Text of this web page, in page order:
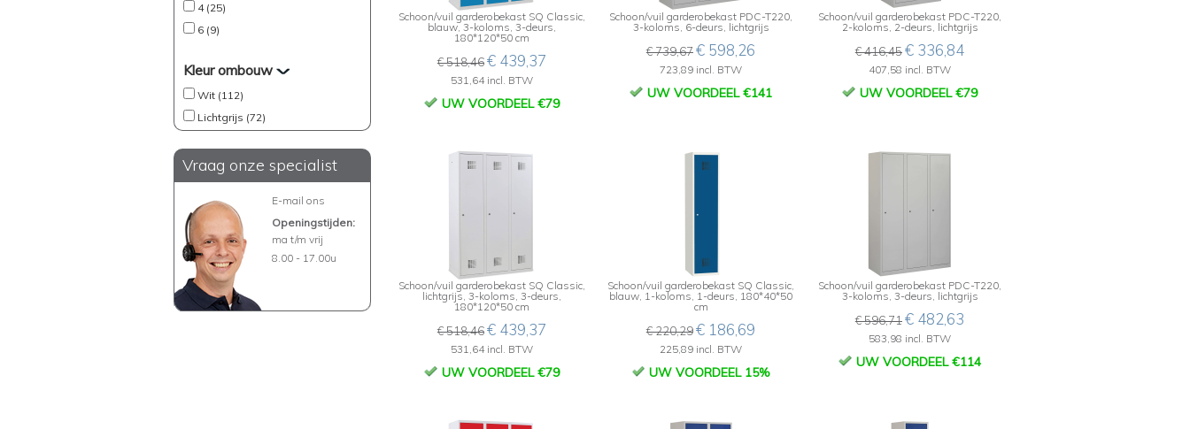
4 (25)
6 (9)
Kleur ombouw
Wit (112)
Lichtgrijs (72)
Vraag onze specialist
E-mail ons
Openingstijden:
ma t/m vrij
8.00 - 17.00u
Schoon/vuil garderobekast SQ Classic,
blauw, 3-koloms, 3-deurs,
180*120*50 cm
€ 518,46€ 439,37
531,64 incl. BTW
UW VOORDEEL €79
Schoon/vuil garderobekast PDC-T220,
3-koloms, 6-deurs, lichtgrijs
€ 739,67€ 598,26
723,89 incl. BTW
UW VOORDEEL €141
Schoon/vuil garderobekast PDC-T220,
2-koloms, 2-deurs, lichtgrijs
€ 416,45€ 336,84
407,58 incl. BTW
UW VOORDEEL €79
Schoon/vuil garderobekast SQ Classic,
lichtgrijs, 3-koloms, 3-deurs,
180*120*50 cm
€ 518,46€ 439,37
531,64 incl. BTW
UW VOORDEEL €79
Schoon/vuil garderobekast SQ Classic,
blauw, 1-koloms, 1-deurs, 180*40*50
cm
€ 220,29€ 186,69
225,89 incl. BTW
UW VOORDEEL 15%
Schoon/vuil garderobekast PDC-T220,
3-koloms, 3-deurs, lichtgrijs
€ 596,71€ 482,63
583,98 incl. BTW
UW VOORDEEL €114